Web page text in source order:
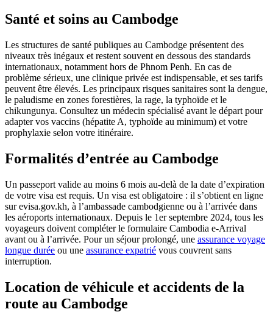
Santé et soins au Cambodge
Les structures de santé publiques au Cambodge présentent des
niveaux très inégaux et restent souvent en dessous des standards
internationaux, notamment hors de Phnom Penh. En cas de
problème sérieux, une clinique privée est indispensable, et ses tarifs
peuvent être élevés. Les principaux risques sanitaires sont la dengue,
le paludisme en zones forestières, la rage, la typhoïde et le
chikungunya. Consultez un médecin spécialisé avant le départ pour
adapter vos vaccins (hépatite A, typhoïde au minimum) et votre
prophylaxie selon votre itinéraire.
Formalités d’entrée au Cambodge
Un passeport valide au moins 6 mois au-delà de la date d’expiration
de votre visa est requis. Un visa est obligatoire : il s’obtient en ligne
sur evisa.gov.kh, à l’ambassade cambodgienne ou à l’arrivée dans
les aéroports internationaux. Depuis le 1er septembre 2024, tous les
voyageurs doivent compléter le formulaire Cambodia e-Arrival
avant ou à l’arrivée. Pour un séjour prolongé, une assurance voyage
longue durée ou une assurance expatrié vous couvrent sans
interruption.
Location de véhicule et accidents de la
route au Cambodge